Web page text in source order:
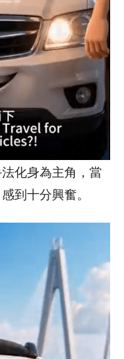
化身為主角，當
到十分興奮。